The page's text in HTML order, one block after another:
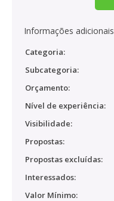
Informações adicionais
Categoria:
Subcategoria:
Orçamento:
Nível de experiência:
Visibilidade:
Propostas:
Propostas excluídas:
Interessados:
Valor Mínimo: